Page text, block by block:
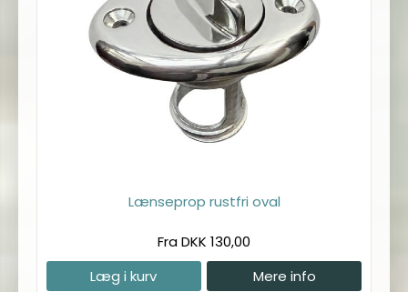
Lænseprop rustfri oval
Fra DKK 130,00
Læg i kurv
Mere info